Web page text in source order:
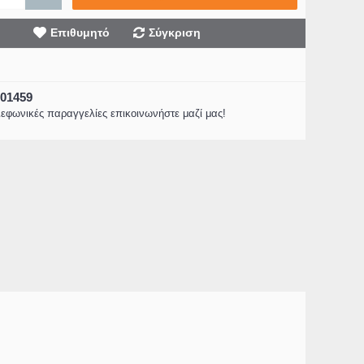
Επιθυμητό Σύγκριση
παραγγελίες επικοινωνήστε μαζί μας!